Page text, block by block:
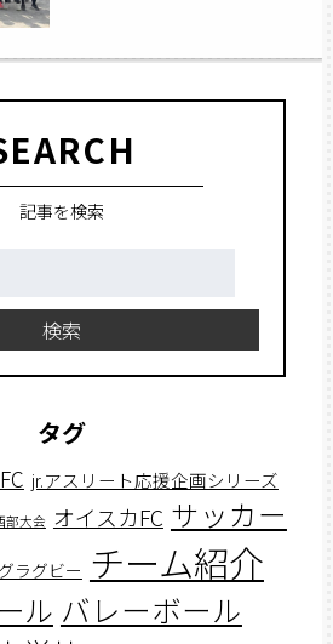
記事を検索
検索
タグ
jr.アスリート応援企画シリーズ
部大会 オイスカFC サッカー
ラグビー チーム紹介
ル バレーボール